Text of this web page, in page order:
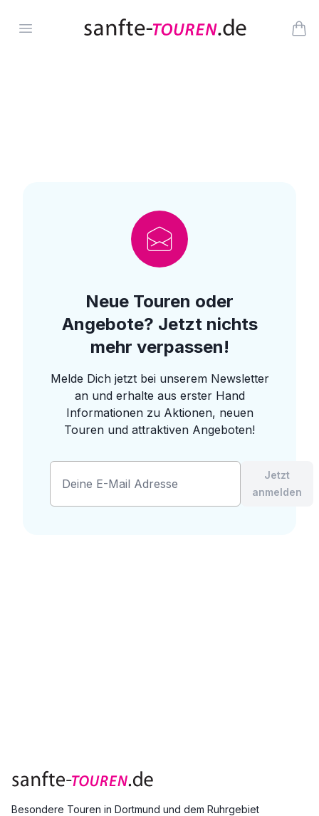
Öffne Menü
Neue Touren oder
Angebote? Jetzt nichts
mehr verpassen!
Melde Dich jetzt bei unserem Newsletter
an und erhalte aus erster Hand
Informationen zu Aktionen, neuen
Touren und attraktiven Angeboten!
Jetzt
anmelden
Besondere Touren in Dortmund und dem Ruhrgebiet